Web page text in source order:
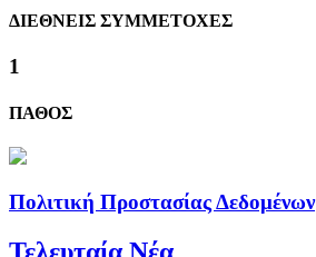
ΔΙΕΘΝΕΙΣ ΣΥΜΜΕΤΟΧΕΣ
1
ΠΑΘΟΣ
Πολιτική Προστασίας Δεδομένων
Τελευταία Νέα